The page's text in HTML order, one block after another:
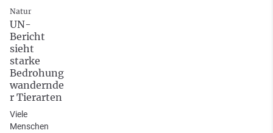
Natur
UN-
Bericht
sieht
starke
Bedrohung
wandernde
r Tierarten
Viele
Menschen